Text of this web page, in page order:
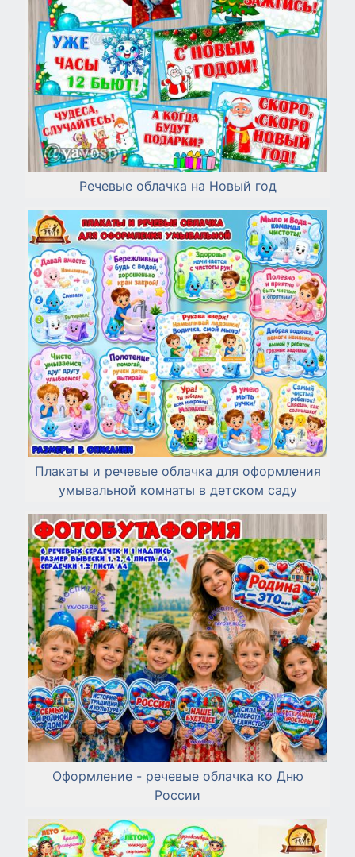
Речевые облачка на Новый год
Плакаты и речевые облачка для оформления
умывальной комнаты в детском саду
Оформление - речевые облачка ко Дню
России